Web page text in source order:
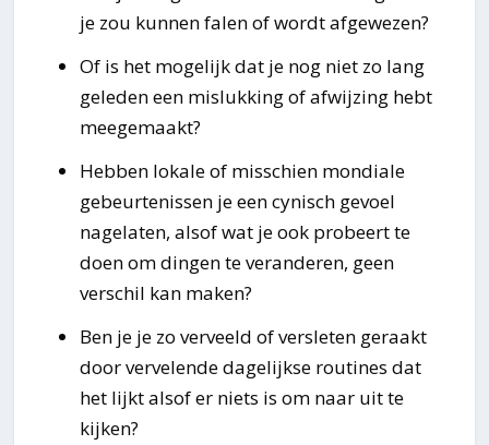
je zou kunnen falen of wordt afgewezen?
Of is het mogelijk dat je nog niet zo lang
geleden een mislukking of afwijzing hebt
meegemaakt?
Hebben lokale of misschien mondiale
gebeurtenissen je een cynisch gevoel
nagelaten, alsof wat je ook probeert te
doen om dingen te veranderen, geen
verschil kan maken?
Ben je je zo verveeld of versleten geraakt
door vervelende dagelijkse routines dat
het lijkt alsof er niets is om naar uit te
kijken?